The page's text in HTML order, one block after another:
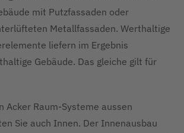
mit Putzfassaden oder
Metallfassaden. Werthaltige
liefern im Ergebnis
Gebäude. Das gleiche gilt für
Acker Raum-Systeme aussen
Sie auch Innen. Der Innenausbau